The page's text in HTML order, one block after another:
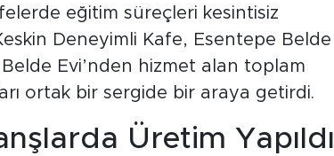
eğitim süreçleri kesintisiz
Deneyimli Kafe, Esentepe Belde
Evi’nden hizmet alan toplam
ortak bir sergide bir araya getirdi.
Üretim Yapıldı